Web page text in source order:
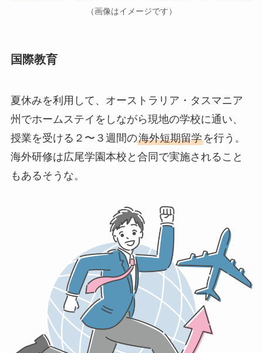
（画像はイメージです）
国際教育
夏休みを利用して、オーストラリア・タスマニア
州でホームステイをしながら現地の学校に通い、
授業を受ける２〜３週間の海外短期留学を行う。
海外研修は広尾学園本校と合同で実施されること
もあるそうな。